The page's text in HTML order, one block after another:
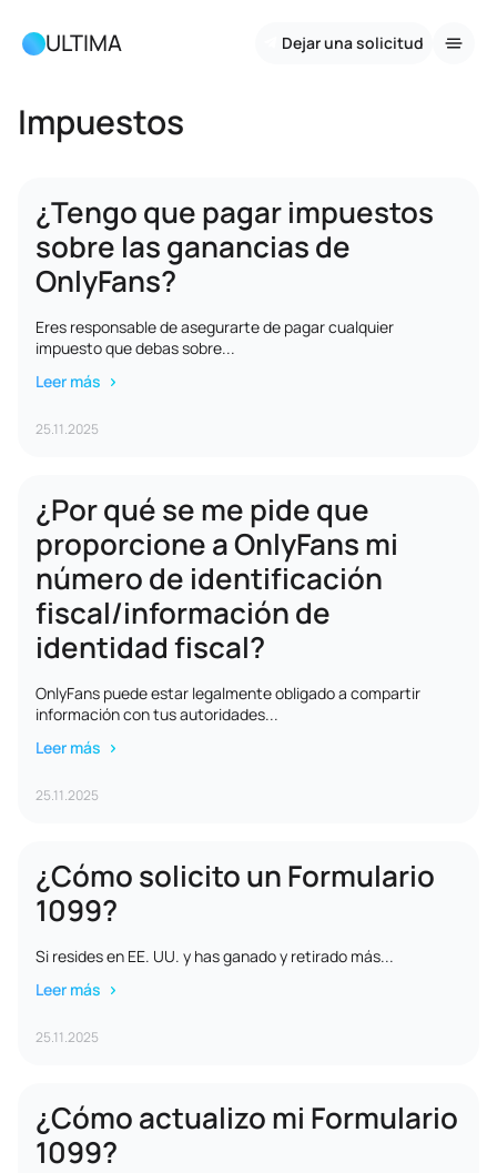
ULTIMA Dejar una solicitud
Impuestos
¿Tengo que pagar impuestos
sobre las ganancias de
OnlyFans?
Eres responsable de asegurarte de pagar cualquier
impuesto que debas sobre...
Leer más
25.11.2025
¿Por qué se me pide que
proporcione a OnlyFans mi
número de identificación
fiscal/información de
identidad fiscal?
OnlyFans puede estar legalmente obligado a compartir
información con tus autoridades...
Leer más
25.11.2025
¿Cómo solicito un Formulario
1099?
Si resides en EE. UU. y has ganado y retirado más...
Leer más
25.11.2025
¿Cómo actualizo mi Formulario
1099?